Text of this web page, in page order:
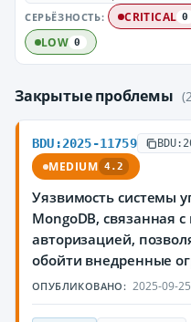
СЕРЬЁЗНОСТЬ: CRITICAL 0
LOW 0
Закрытые проблемы
BDU:2025-11759
MEDIUM 4.2
Уязвимость системы
MongoDB, связанная
авторизацией,
обойти внедренные
ОПУБЛИКОВАНО: 2025-09-25